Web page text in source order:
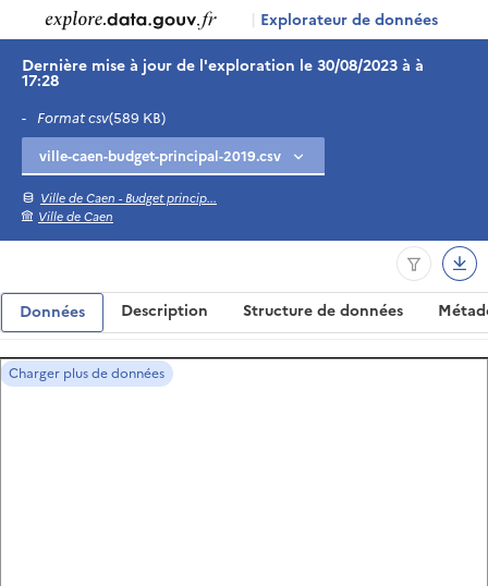
| Explorateur de données
Dernière mise à jour de l'exploration le 30/08/2023 à à
17:28
- Format csv(589 KB)
Ville de Caen - Budget princip...
Ville de Caen
Données Description Structure de données
Charger plus de données